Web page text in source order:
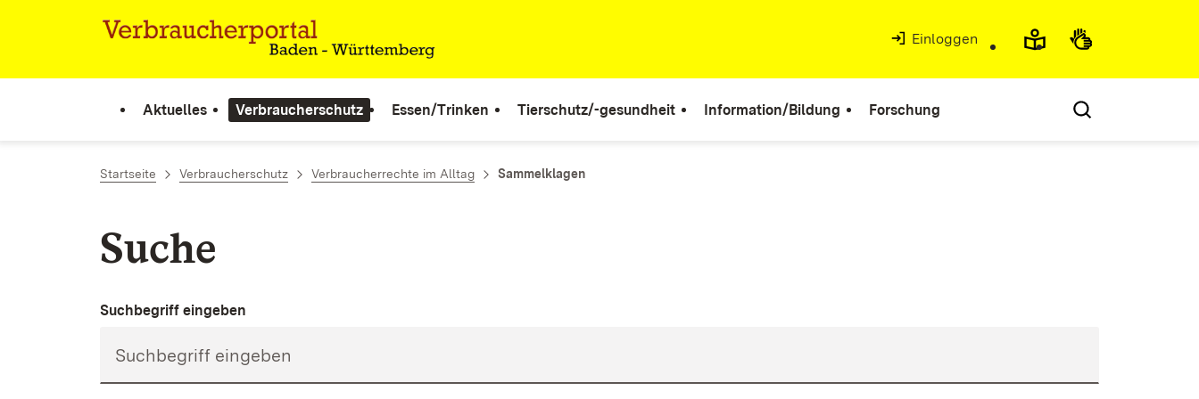
Zum Inhalt springen
Einloggen
Aktuelles Verbraucherschutz Essen/Trinken Tierschutz/-gesundheit Information/Bildung Forschung
Startseite Verbraucherschutz Verbraucherrechte im Alltag Sammelklagen
Suche
Suchbegriff eingeben